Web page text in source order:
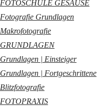
FOTOSCHULE GESÄUSE
Fotografie Grundlagen
Makrofotografie
GRUNDLAGEN
Grundlagen | Einsteiger
Grundlagen | Fortgeschrittene
Blitzfotografie
FOTOPRAXIS